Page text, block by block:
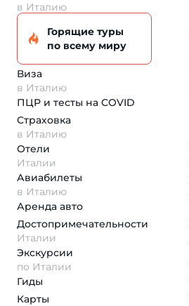
в Италию
Горящие туры
по всему миру
Виза
в Италию
ПЦР и тесты на COVID
Страховка
в Италию
Отели
Италии
Авиабилеты
в Италию
Аренда авто
Достопримеча­тельности
Италии
Экскурсии
по Италии
Гиды
Карты